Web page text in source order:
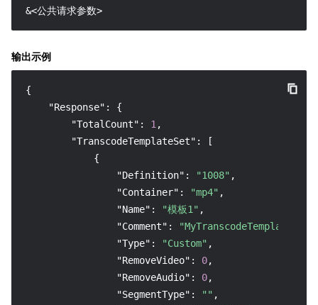
&<公共请求参数>
输出示例
{
"Response" :
{
"TotalCount" : 1 ,
"TranscodeTemplateSet" :
[
{
"Definition" : "1008" ,
"Container" : "mp4" ,
"Name" : "模板1" ,
"Comment" : "MyTranscodeTemplate"
"Type" : "Custom" ,
"RemoveVideo" : 0,
"RemoveAudio" : 0,
"SegmentType" : "" ,